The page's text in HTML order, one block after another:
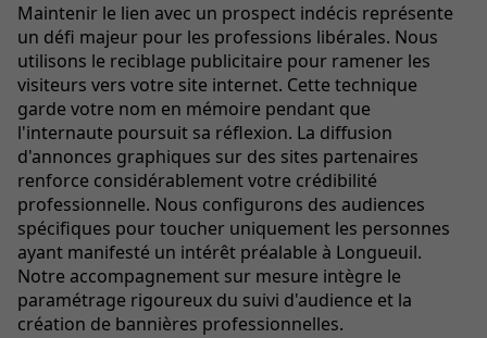
Maintenir le lien avec un prospect indécis représente
un défi majeur pour les professions libérales. Nous
utilisons le reciblage publicitaire pour ramener les
visiteurs vers votre site internet. Cette technique
garde votre nom en mémoire pendant que
l'internaute poursuit sa réflexion. La diffusion
d'annonces graphiques sur des sites partenaires
renforce considérablement votre crédibilité
professionnelle. Nous configurons des audiences
spécifiques pour toucher uniquement les personnes
ayant manifesté un intérêt préalable à Longueuil.
Notre accompagnement sur mesure intègre le
paramétrage rigoureux du suivi d'audience et la
création de bannières professionnelles.